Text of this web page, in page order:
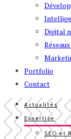
Digital
Portfolio
Contact
Actualités
Expertise
SEO et